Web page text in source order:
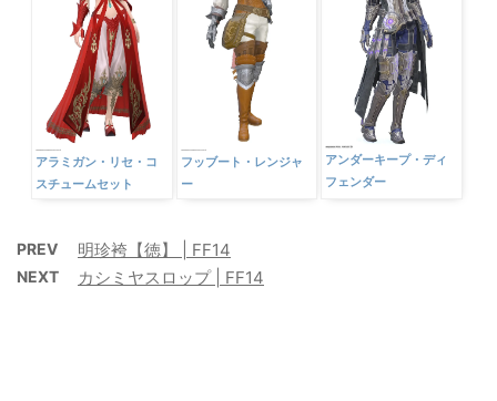
アラミガン・リセ・コ
スチュームセット
フッブート・レンジャ
ー
アンダーキープ・ディ
フェンダー
PREV 明珍袴【徳】 | FF14
NEXT カシミヤスロップ | FF14